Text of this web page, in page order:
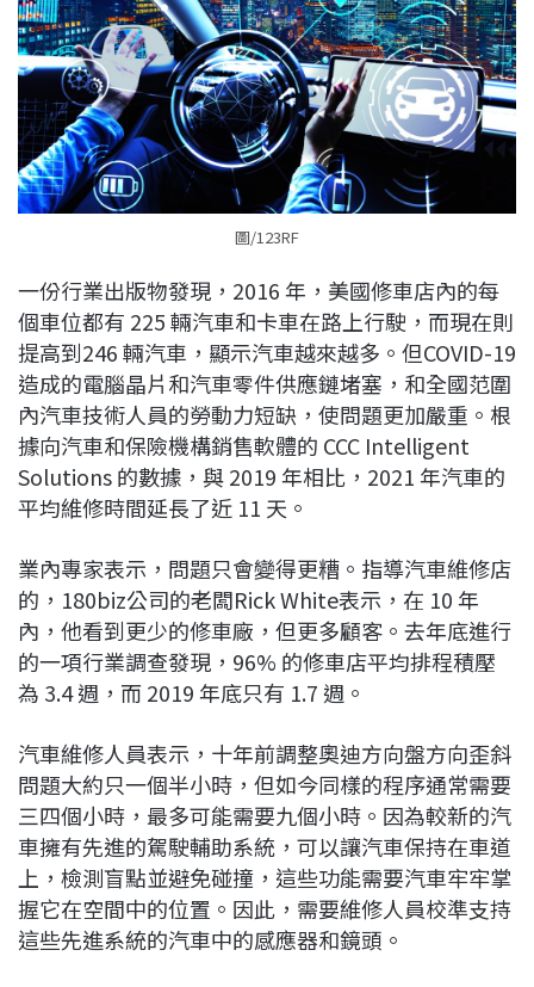
圖/123RF
一份行業出版物發現，2016 年，美國修車店內的每
個車位都有 225 輛汽車和卡車在路上行駛，而現在則
提高到246 輛汽車，顯示汽車越來越多。但COVID-19
造成的電腦晶片和汽車零件供應鏈堵塞，和全國范圍
內汽車技術人員的勞動力短缺，使問題更加嚴重。根
據向汽車和保險機構銷售軟體的 CCC Intelligent
Solutions 的數據，與 2019 年相比，2021 年汽車的
平均維修時間延長了近 11 天。
業內專家表示，問題只會變得更糟。指導汽車維修店
的，180biz公司的老闆Rick White表示，在 10 年
內，他看到更少的修車廠，但更多顧客。去年底進行
的一項行業調查發現，96% 的修車店平均排程積壓
為 3.4 週，而 2019 年底只有 1.7 週。
汽車維修人員表示，十年前調整奧迪方向盤方向歪斜
問題大約只一個半小時​​，但如今同樣的程序通常需要
三四個小時，最多可能需要九個小時。因為較新的汽
車擁有先進的駕駛輔助系統，可以讓汽車保持在車道
上，檢測盲點並避免碰撞，這些功能需要汽車牢牢掌
握它在空間中的位置。因此，需要維修人員校準支持
這些先進系統的汽車中的感應器和鏡頭。